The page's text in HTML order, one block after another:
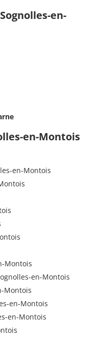
en-
en-Montois
en-Montois
Montois
en-Montois
Montois
en-Montois
en-Montois